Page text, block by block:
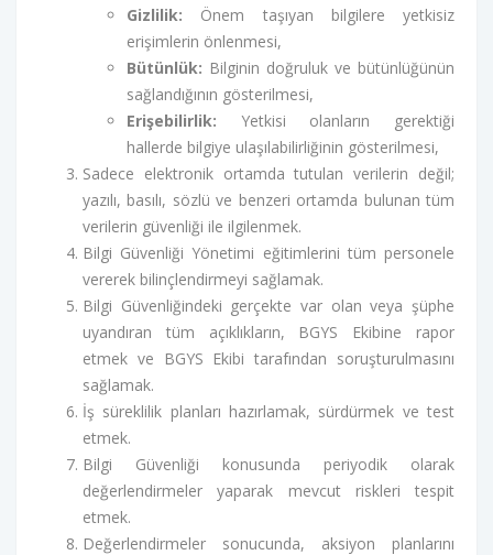
Gizlilik: Önem taşıyan bilgilere yetkisiz
erişimlerin önlenmesi,
Bütünlük: Bilginin doğruluk ve bütünlüğünün
sağlandığının gösterilmesi,
Erişebilirlik: Yetkisi olanların gerektiği
hallerde bilgiye ulaşılabilirliğinin gösterilmesi,
Sadece elektronik ortamda tutulan verilerin değil;
yazılı, basılı, sözlü ve benzeri ortamda bulunan tüm
verilerin güvenliği ile ilgilenmek.
Bilgi Güvenliği Yönetimi eğitimlerini tüm personele
vererek bilinçlendirmeyi sağlamak.
Bilgi Güvenliğindeki gerçekte var olan veya şüphe
uyandıran tüm açıklıkların, BGYS Ekibine rapor
etmek ve BGYS Ekibi tarafından soruşturulmasını
sağlamak.
İş süreklilik planları hazırlamak, sürdürmek ve test
etmek.
Bilgi Güvenliği konusunda periyodik olarak
değerlendirmeler yaparak mevcut riskleri tespit
etmek.
Değerlendirmeler sonucunda, aksiyon planlarını